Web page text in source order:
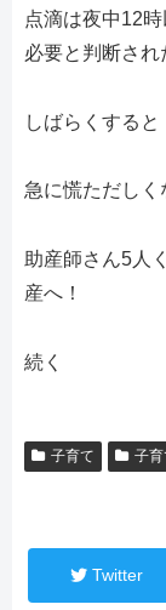
点滴は夜中12
必要と判断され
しばらくすると
急に慌ただしく
助産師さん5人
産へ！
続く
子育て 子
Twitter